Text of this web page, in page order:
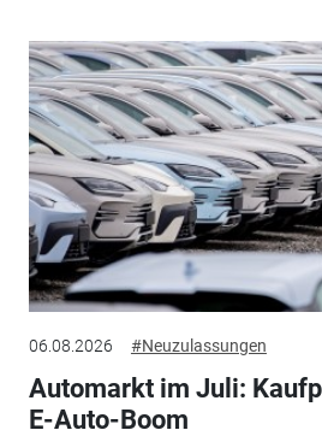
06.08.2026 #Neuzulassungen
Automarkt im Juli:
E-Auto-Boom